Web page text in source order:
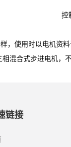
控
使用时以电机资料
混合式步进电机，
链接